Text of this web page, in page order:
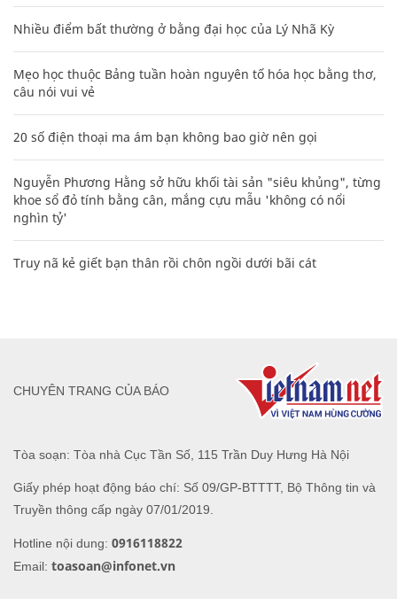
Nhiều điểm bất thường ở bằng đại học của Lý Nhã Kỳ
Mẹo học thuộc Bảng tuần hoàn nguyên tố hóa học bằng thơ,
câu nói vui vẻ
20 số điện thoại ma ám bạn không bao giờ nên gọi
Nguyễn Phương Hằng sở hữu khối tài sản "siêu khủng", từng
khoe sổ đỏ tính bằng cân, mắng cựu mẫu 'không có nổi
nghìn tỷ'
Truy nã kẻ giết bạn thân rồi chôn ngồi dưới bãi cát
Tòa soạn: Tòa nhà Cục Tần Số, 115 Trần Duy Hưng Hà Nội
Giấy phép hoạt động báo chí: Số 09/GP-BTTTT, Bộ Thông tin và
Truyền thông cấp ngày 07/01/2019.
Hotline nội dung: 0916118822
Email: toasoan@infonet.vn
CHUYÊN TRANG CỦA BÁO